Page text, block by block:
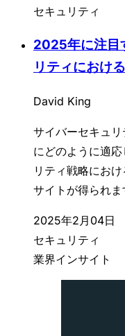
セキュリティ
2025年に注目
リティにおけ
David King
サイバーセキュ
にどのように適
リティ戦略にお
サイトが得られま
2025年2月04日
セキュリティ
業界インサイト